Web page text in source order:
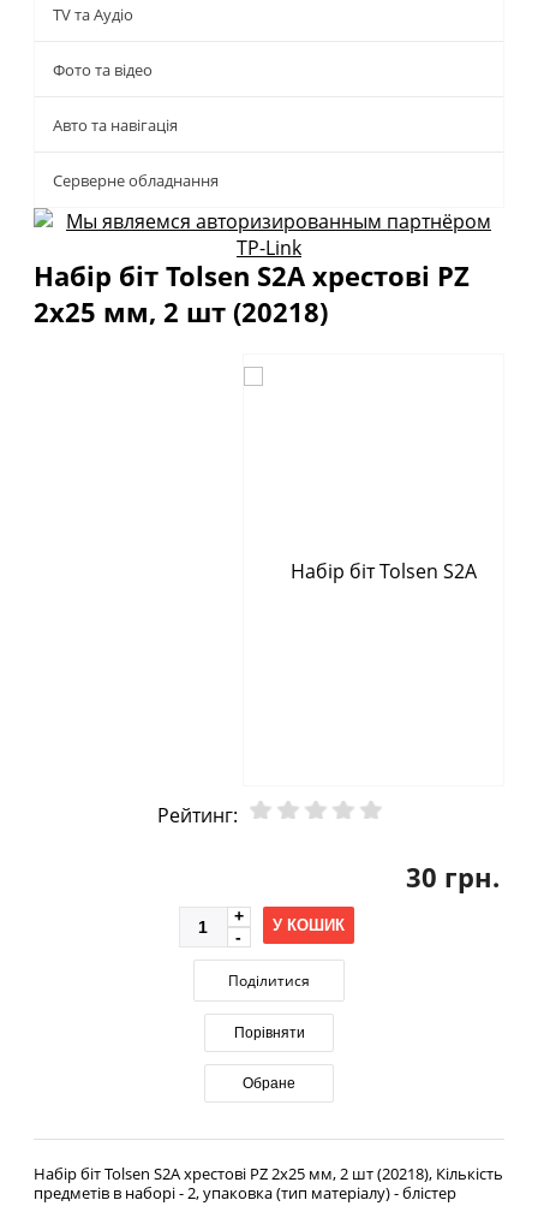
TV та Аудіо
Фото та відео
Авто та навігація
Серверне обладнання
Набір біт Tolsen S2A хрестові PZ
2х25 мм, 2 шт (20218)
Рейтинг:
30 грн.
У КОШИК
Поділитися
Порівняти
Обране
Набір біт Tolsen S2A хрестові PZ 2х25 мм, 2 шт (20218), Кількість
предметів в наборі - 2, упаковка (тип матеріалу) - блістер